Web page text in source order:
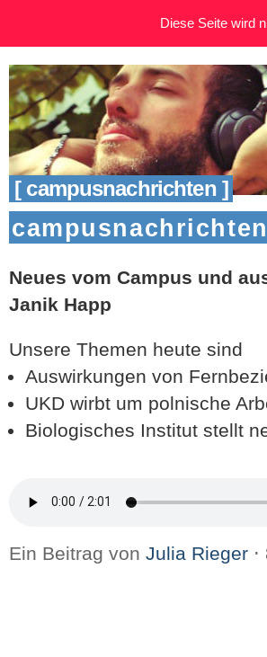
[ campusnachrichten ]
Neues vom Campus und
Janik Happ
Unsere Themen heute sind
Auswirkungen von
UKD wirbt um polnische
Biologisches Institut stellt
Ein Beitrag von Julia Rieger ⋅
Diese Seite wird